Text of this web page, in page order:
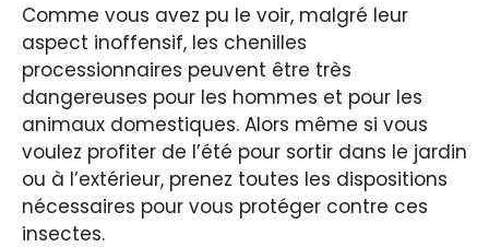
Comme vous avez pu le voir, malgré leur
aspect inoffensif, les chenilles
processionnaires peuvent être très
dangereuses pour les hommes et pour les
animaux domestiques. Alors même si vous
voulez profiter de l’été pour sortir dans le jardin
ou à l’extérieur, prenez toutes les dispositions
nécessaires pour vous protéger contre ces
insectes.